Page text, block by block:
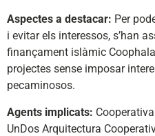
Aspectes a destacar: Per
i evitar els interessos, s’han
finançament islàmic
projectes sense imposar
pecaminosos.
Agents implicats:
UnDos Arquitectura